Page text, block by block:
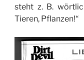
steht z. B.
Tieren, Pflanzen!“